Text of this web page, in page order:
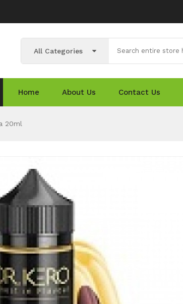
All Categories
Home About Us Contact Us
20ml